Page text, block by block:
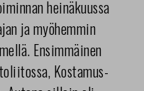
heinäkuussa
ja myöhemmin
Ensimmäinen
Kostamus-